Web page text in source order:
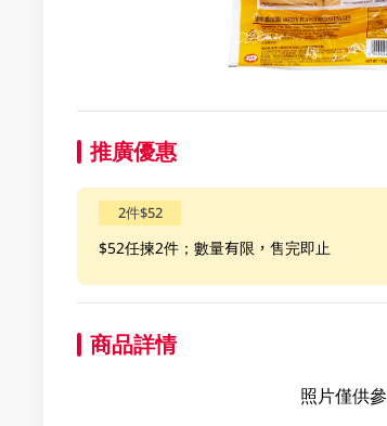
推廣優惠
2件$52
$52任揀2件；數量有限，售完即止
商品詳情
照片僅供